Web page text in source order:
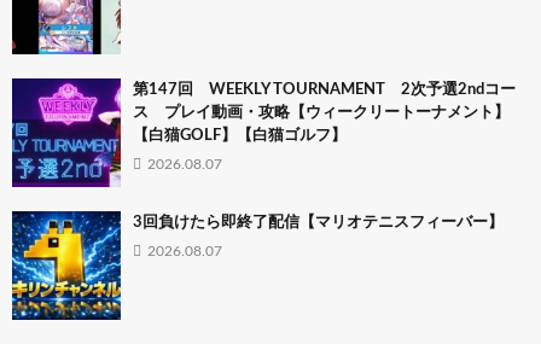
第147回 WEEKLY TOURNAMENT 2次予選2ndコー
ス プレイ動画・攻略【ウィークリートーナメント】
【白猫GOLF】【白猫ゴルフ】
2026.08.07
3回負けたら即終了配信【マリオテニスフィーバー】
2026.08.07